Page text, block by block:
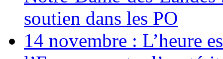
soutien dans les PO
14 novembre : L’heure